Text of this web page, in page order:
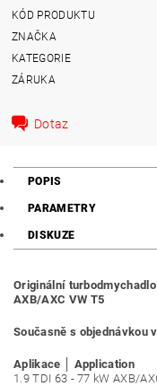
KÓD PRODUKTU
ZNAČKA
KATEGORIE
ZÁRUKA
Dotaz
POPIS
PARAMETRY
DISKUZE
Originální
AXB/AXC VW T5
Současně s objednávkou
Aplikace │ Application
1.9 TDI 63 - 77 kW AXB/